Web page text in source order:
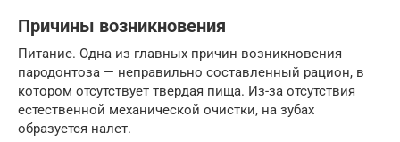
Причины возникновения
Питание. Одна из главных причин возникновения
пародонтоза — неправильно составленный рацион, в
котором отсутствует твердая пища. Из-за отсутствия
естественной механической очистки, на зубах
образуется налет.